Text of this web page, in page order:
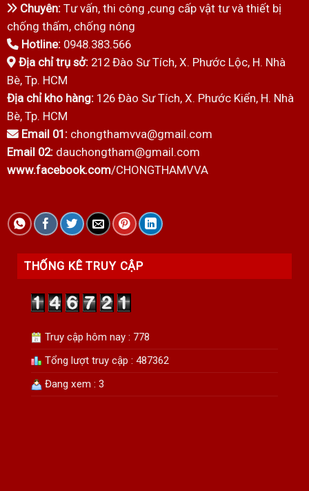
Chuyên:Tư vấn, thi công ,cung cấp vật tư và thiết bị
chống thấm, chống nóng
Hotline:0948.383.566
Địa chỉ trụ sở:212 Đào Sư Tích, X. Phước Lộc, H. Nhà
Bè, Tp. HCM
Địa chỉ kho hàng:126 Đào Sư Tích, X. Phước Kiển, H. Nhà
Bè, Tp. HCM
Email 01:chongthamvva@gmail.com
Email 02:dauchongtham@gmail.com
www.facebook.com/CHONGTHAMVVA
THỐNG KÊ TRUY CẬP
Truy cập hôm nay : 778
Tổng lượt truy cập : 487362
Đang xem : 3